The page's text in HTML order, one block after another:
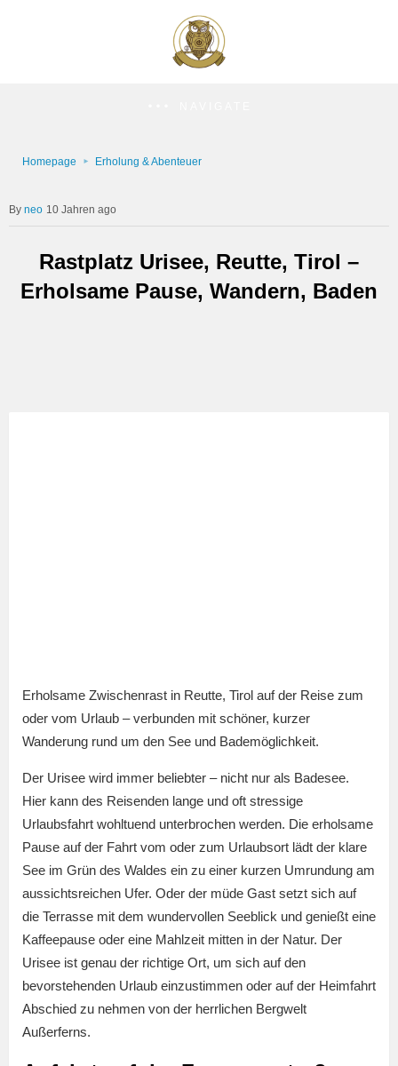
Homepage Erholung & Abenteuer
neo 10 Jahren ago
Rastplatz Urisee, Reutte, Tirol –
Erholsame Pause, Wandern, Baden
Erholsame Zwischenrast in Reutte, Tirol auf der Reise zum
oder vom Urlaub – verbunden mit schöner, kurzer
Wanderung rund um den See und Bademöglichkeit.
Der Urisee wird immer beliebter – nicht nur als Badesee.
Hier kann des Reisenden lange und oft stressige
Urlaubsfahrt wohltuend unterbrochen werden. Die erholsame
Pause auf der Fahrt vom oder zum Urlaubsort lädt der klare
See im Grün des Waldes ein zu einer kurzen Umrundung am
aussichtsreichen Ufer. Oder der müde Gast setzt sich auf
die Terrasse mit dem wundervollen Seeblick und genießt eine
Kaffeepause oder eine Mahlzeit mitten in der Natur. Der
Urisee ist genau der richtige Ort, um sich auf den
bevorstehenden Urlaub einzustimmen oder auf der Heimfahrt
Abschied zu nehmen von der herrlichen Bergwelt
Außerferns.